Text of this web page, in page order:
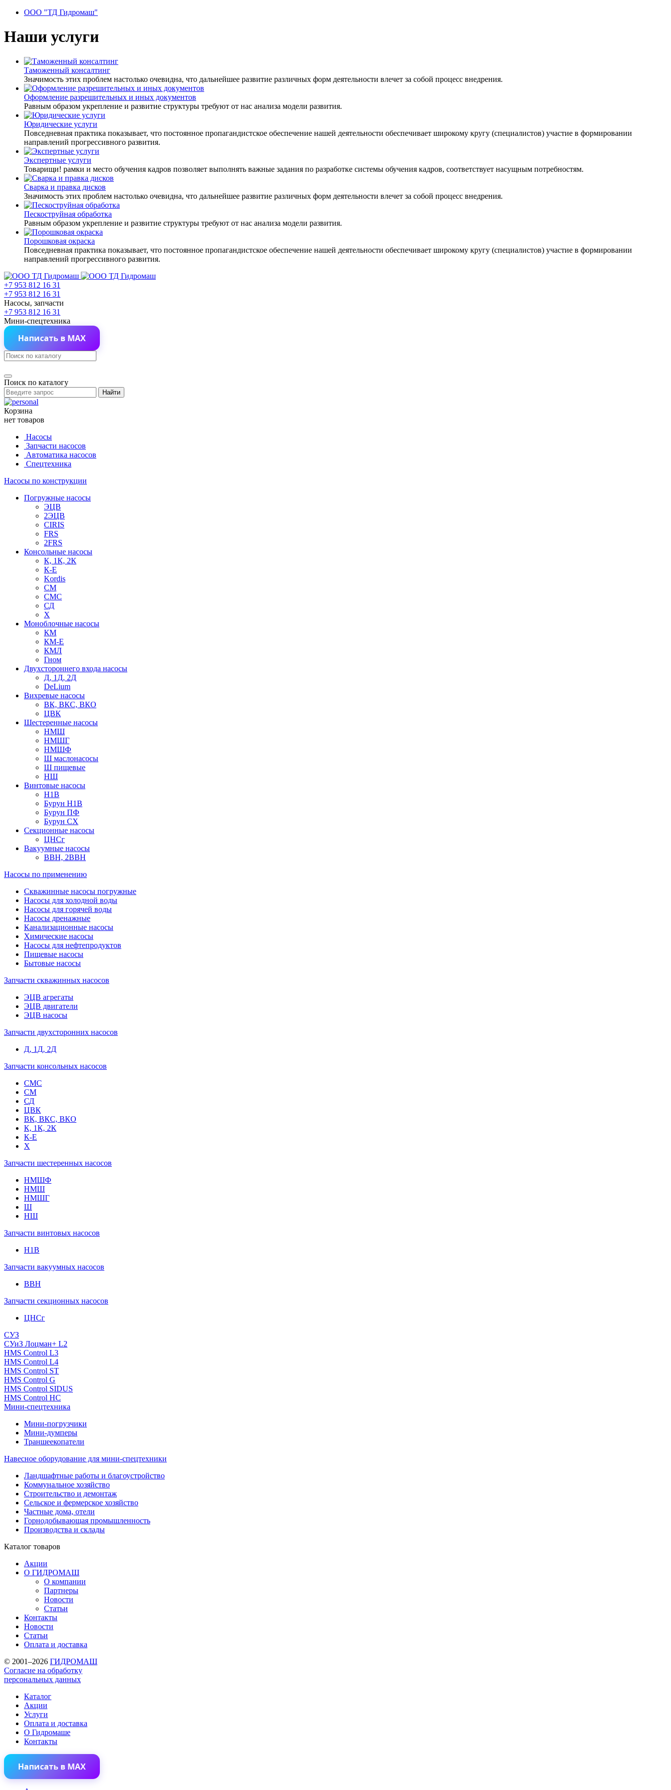
ООО "ТД Гидромаш"
Наши услуги
Таможенный консалтинг
Значимость этих проблем настолько очевидна, что дальнейшее развитие различных форм деятельности влечет за собой процесс внедрения.
Оформление разрешительных и иных документов
Равным образом укрепление и развитие структуры требуют от нас анализа модели развития.
Юридические услуги
Повседневная практика показывает, что постоянное пропагандистское обеспечение нашей деятельности обеспечивает широкому кругу (специалистов) участие в формировании
направлений прогрессивного развития.
Экспертные услуги
Товарищи! рамки и место обучения кадров позволяет выполнять важные задания по разработке системы обучения кадров, соответствует насущным потребностям.
Сварка и правка дисков
Значимость этих проблем настолько очевидна, что дальнейшее развитие различных форм деятельности влечет за собой процесс внедрения.
Пескоструйная обработка
Равным образом укрепление и развитие структуры требуют от нас анализа модели развития.
Порошковая окраска
Повседневная практика показывает, что постоянное пропагандистское обеспечение нашей деятельности обеспечивает широкому кругу (специалистов) участие в формировании
направлений прогрессивного развития.
+7 953 812 16 31
+7 953 812 16 31
Насосы, запчасти
+7 953 812 16 31
Мини-спецтехника
Написать в MAX
Поиск по каталогу
Найти
Корзина
нет товаров
Насосы
Запчасти насосов
Автоматика насосов
Спецтехника
Насосы по конструкции
Погружные насосы
ЭЦВ
2ЭЦВ
CIRIS
FRS
2FRS
Консольные насосы
К, 1К, 2К
К-Е
Kordis
СМ
СМС
СД
Х
Моноблочные насосы
КМ
КМ-Е
КМЛ
Гном
Двухстороннего входа насосы
Д, 1Д, 2Д
DeLium
Вихревые насосы
ВК, ВКС, ВКО
ЦВК
Шестеренные насосы
НМШ
НМШГ
НМШФ
Ш маслонасосы
Ш пищевые
НШ
Винтовые насосы
Н1В
Бурун Н1В
Бурун ПФ
Бурун СХ
Секционные насосы
ЦНСг
Вакуумные насосы
ВВН, 2ВВН
Насосы по применению
Скважинные насосы погружные
Насосы для холодной воды
Насосы для горячей воды
Насосы дренажные
Канализационные насосы
Химические насосы
Насосы для нефтепродуктов
Пищевые насосы
Бытовые насосы
Запчасти скважинных насосов
ЭЦВ агрегаты
ЭЦВ двигатели
ЭЦВ насосы
Запчасти двухсторонних насосов
Д, 1Д, 2Д
Запчасти консольных насосов
СМС
СМ
СД
ЦВК
ВК, ВКС, ВКО
К, 1К, 2К
К-Е
Х
Запчасти шестеренных насосов
НМШФ
НМШ
НМШГ
Ш
НШ
Запчасти винтовых насосов
Н1В
Запчасти вакуумных насосов
ВВН
Запчасти секционных насосов
ЦНСг
СУЗ
СУиЗ Лоцман+ L2
HMS Control L3
HMS Control L4
HMS Control ST
HMS Control G
HMS Control SIDUS
HMS Control HC
Мини-спецтехника
Мини-погрузчики
Мини-думперы
Траншеекопатели
Навесное оборудование для мини-спецтехники
Ландшафтные работы и благоустройство
Коммунальное хозяйство
Строительство и демонтаж
Сельское и фермерское хозяйство
Частные дома, отели
Горнодобывающая промышленность
Производства и склады
Каталог товаров
Акции
О ГИДРОМАШ
О компании
Партнеры
Новости
Статьи
Контакты
Новости
Статьи
Оплата и доставка
© 2001–2026 ГИДРОМАШ
Согласие на обработку
персональных данных
Каталог
Акции
Услуги
Оплата и доставка
О Гидромаше
Контакты
Написать в MAX